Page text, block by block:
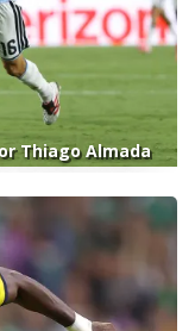
Thiago Almada